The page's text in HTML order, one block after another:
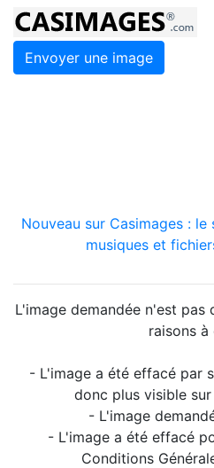
Envoyer une image
Nouveau sur Casimages :
musiques et
L'image demandée n'est pas
raisons à
- L'image a été effacé par
donc plus visible
- L'image
- L'image a été effacé
Conditions